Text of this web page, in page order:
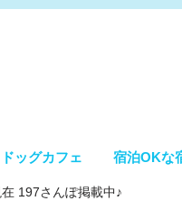
ドッグカフェ 宿泊OKな
197さんぽ掲載中♪